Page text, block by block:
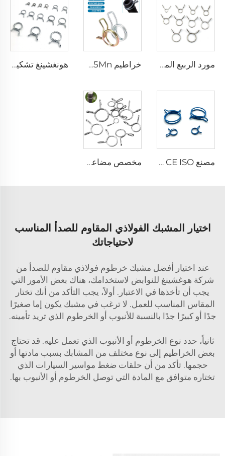
مورد الربيع المخصص تشكيل线الفولاذ المقاوم للصدأ أسلاك واحدة ربيع التواء نوع حلقة خرطوم القفل لخط الوقود خراطيم 65Mn فولاذية Uxcell أسلاك مزدوجة ربيع كليب خرطوم قابل للقفل لخط الوقود أنابيب سيليكون هونغشينغ تشكيل صلب غير قابل للصدأ حلقة واحدة ربيع لولبي نوع كlamق خرطوم الوقود
مصنع CE ISO فرملين مزدوج أزرق سلك فولاذي ربيع خرطوم قابضクリب مخصص مضاعف معدني فولاذي سلك ربيع لفIFC مقايسة للوقود خرطوم السيليكون
اختيار المشبك الفولاذي المقاوم للصدأ المناسب
لاحتياجاتك
عند اختيار أفضل مشبك خرطوم فولاذي مقاوم للصدأ من
شركة هوغشينغ للنوابض لاستخدامك، هناك بعض الأمور التي
يجب أن تأخذها في الاعتبار. أولاً، يجب التأكد من أنك تختار
المقاس المناسب للعمل. لا ترغب في مشبك يكون إما صغيرًا
جدًا أو كبيرًا جدًا بالنسبة للأنبوب أو الخرطوم الذي تريد تأمينه.
ثانياً، حدد نوع الخرطوم أو الأنبوب الذي تعمل عليه. قد تحتاج
بعض الخراطيم إلى نوع مختلف من المشابك بسبب مادتها أو
حجمها. تأكد من أن حلقات ضغط مواسير السيارات الذي
تختاره متوافق مع المادة التي توصل الخرطوم أو الأنبوب بها.